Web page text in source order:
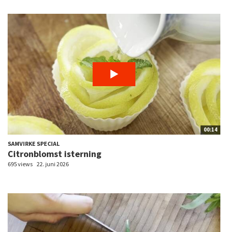
00:14
SAMVIRKE SPECIAL
Citronblomst isterning
695 views 22. juni 2026